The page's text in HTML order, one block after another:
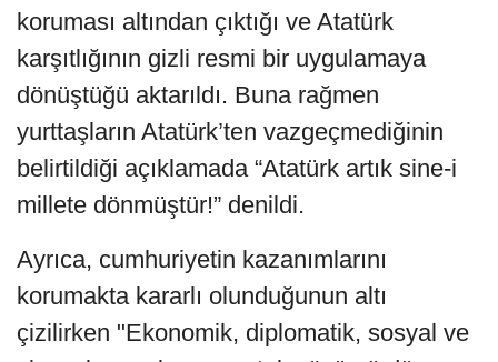
koruması altından çıktığı ve Atatürk
karşıtlığının gizli resmi bir uygulamaya
dönüştüğü aktarıldı. Buna rağmen
yurttaşların Atatürk’ten vazgeçmediğinin
belirtildiği açıklamada “Atatürk artık sine-i
millete dönmüştür!” denildi.
Ayrıca, cumhuriyetin kazanımlarını
korumakta kararlı olunduğunun altı
çizilirken "Ekonomik, diplomatik, sosyal ve